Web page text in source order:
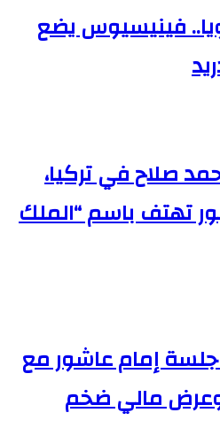
فينيسيوس يضع
صلاح في تركيا،
تهتف باسم “الملك
إمام عاشور مع
مالي ضخم